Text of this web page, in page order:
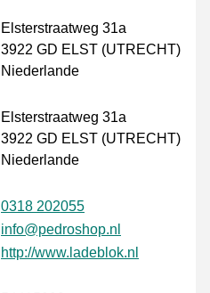
Elsterstraatweg 31a
3922 GD ELST (UTRECHT)
Niederlande
Elsterstraatweg 31a
3922 GD ELST (UTRECHT)
Niederlande
0318 202055
info@pedroshop.nl
http://www.ladeblok.nl